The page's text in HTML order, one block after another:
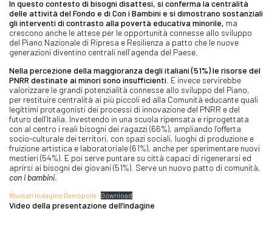
In questo contesto di bisogni disattesi, si conferma la centralità
delle attività del Fondo e di Con i Bambini e si dimostrano sostanziali
gli interventi di contrasto alla povertà educativa minorile, ma
crescono anche le attese per le opportunità connesse allo sviluppo
del Piano Nazionale di Ripresa e Resilienza a patto che le nuove
generazioni diventino centrali nell’agenda del Paese.
Nella percezione della maggioranza degli italiani (51%) le risorse del
PNRR destinate ai minori sono insufficienti . E invece servirebbe
valorizzare le grandi potenzialità connesse allo sviluppo del Piano,
per restituire centralità ai più piccoli ed alla Comunità educante quali
legittimi protagonisti dei processi di innovazione del PNRR e del
futuro dell’Italia. Investendo in una scuola ripensata e riprogettata
con al centro i reali bisogni dei ragazzi (66%), ampliando l’offerta
socio-culturale dei territori, con spazi sociali, luoghi di produzione e
fruizione artistica e laboratoriale (61%), anche per sperimentare nuovi
mestieri (54%). E poi serve puntare su città capaci di rigenerarsi ed
aprirsi ai bisogni dei giovani (51%). Serve un nuovo patto di comunità,
con i bambini.
Risultati Indagine Demopolis Download
Video della presentazione dell’indagine